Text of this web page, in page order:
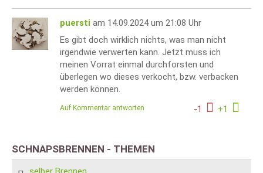
puersti am 14.09.2024 um 21:08 Uhr
Es gibt doch wirklich nichts, was man nicht
irgendwie verwerten kann. Jetzt muss ich
meinen Vorrat einmal durchforsten und
überlegen wo dieses verkocht, bzw. verbacken
werden können.
-1 +1
Auf Kommentar antworten
SCHNAPSBRENNEN - THEMEN